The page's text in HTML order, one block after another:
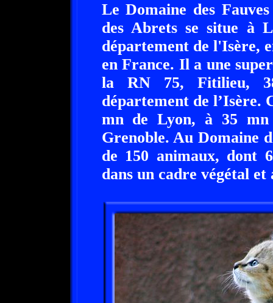
Le Domaine des
des Abrets se situe à
département de l'Isère,
en France. Il a une
la RN 75, Fitilieu,
département de l’Isère.
mn de Lyon, à 35
Grenoble. Au Domaine
de 150 animaux, dont
dans un cadre végétal et